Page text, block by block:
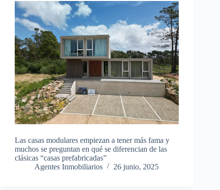
Las casas modulares empiezan a tener más fama y
muchos se preguntan en qué se diferencian de las
clásicas “casas prefabricadas”
Agentes Inmobiliarios
26 junio, 2025